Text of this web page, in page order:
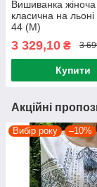
Вишиванка жіноча
класична на льоні
44 (М)
3 329,10 ₴ 3
Купити
Акційні
Вибір року –10%